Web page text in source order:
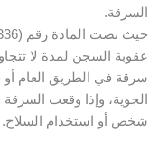
السرقة.
سرقة في الطريق العام أو
الجوية، وإذا وقعت
شخص أو استخدام السلاح.